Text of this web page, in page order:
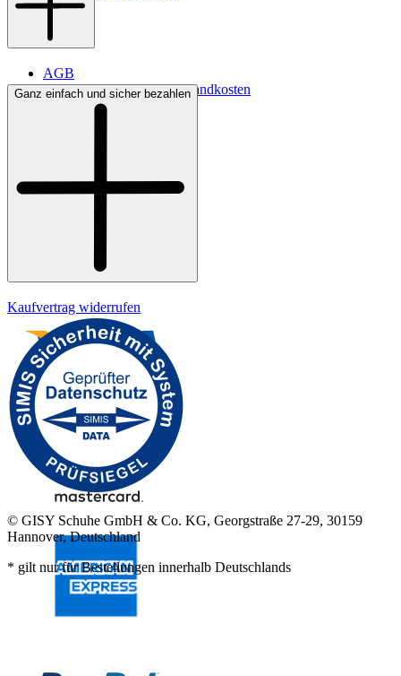
AGB
Lieferbedingungen & Versandkosten
Bezahlung
Ganz einfach und sicher bezahlen
Kaufvertrag widerrufen
© GISY Schuhe GmbH & Co. KG, Georgstraße 27-29, 30159
Hannover, Deutschland
* gilt nur für Bestellungen innerhalb Deutschlands